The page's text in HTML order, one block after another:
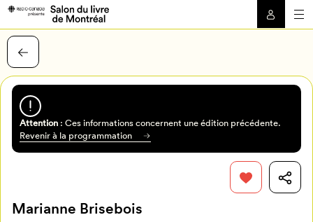
Attention: Ces informations concernent une édition précédente.
Revenir à la programmation
Marianne Brisebois